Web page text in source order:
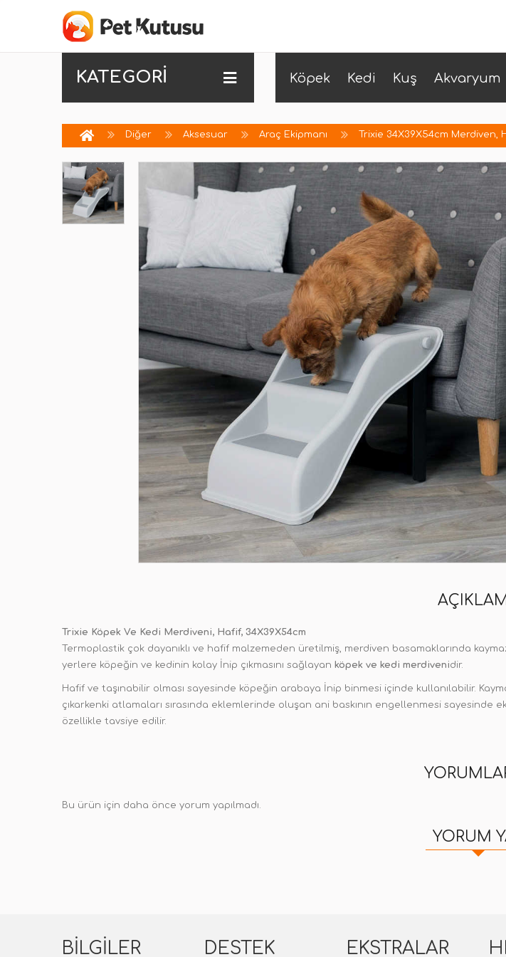
KATEGORİ Köpek Kedi Kuş Akvaryum
Diğer Aksesuar Araç Ekipmanı Trixie 34X39X54cm Merdiven,
Trixie Köpek Ve Kedi Merdiveni, Hafif, 34X39X54cm
Termoplastik çok dayanıklı ve hafif malzemeden üretilmiş, merdiven basamaklarında
yerlere köpeğin ve kedinin kolay İnip çıkmasını sağlayan köpek ve kedi merdivenidir.
Hafif ve taşınabilir olması sayesinde köpeğin arabaya İnip binmesi içinde kullanılabilir.
çıkarkenki atlamaları sırasında eklemlerinde oluşan ani baskının engellenmesi
özellikle tavsiye edilir.
Bu ürün için daha önce yorum yapılmadı.
YORUM
BILGILER DESTEK EKSTRALAR